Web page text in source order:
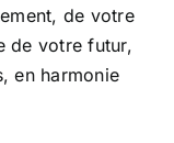
de votre
de votre futur,
en harmonie